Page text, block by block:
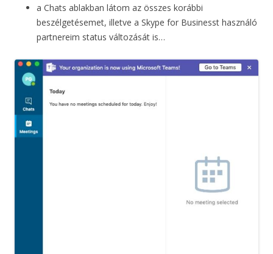
a Chats ablakban látom az összes korábbi
beszélgetésemet, illetve a Skype for Businesst használó
partnereim status változását is…